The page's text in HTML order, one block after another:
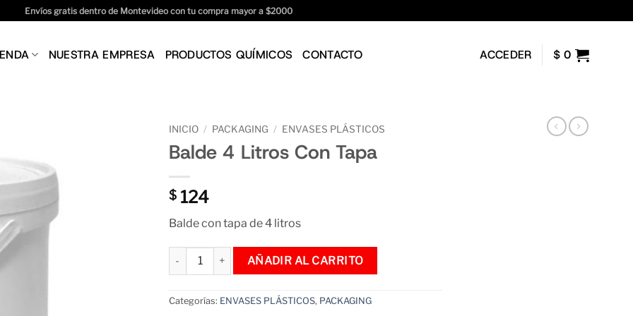
Envíos gratis dentro de Montevideo con tu compra mayor a $2000
NUESTRA EMPRESA PRODUCTOS QUÍMICOS CONTACTO ACCEDER $ 0
INICIO / PACKAGING / ENVASES PLÁSTICOS
Balde 4 Litros Con Tapa
$ 124
Balde con tapa de 4 litros
Balde 4 Litros Con Tapa cantidad
AÑADIR AL CARRITO
Categorías: ENVASES PLÁSTICOS, PACKAGING